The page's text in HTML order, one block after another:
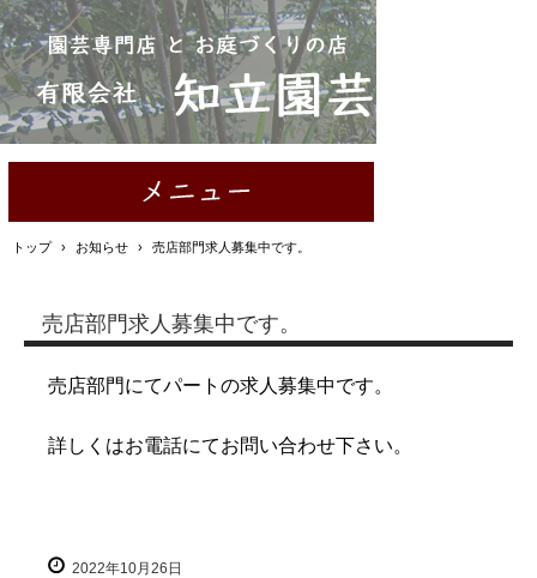
トップ › お知らせ › 売店部門求人募集中です。
売店部門求人募集中です。
売店部門にてパートの求人募集中です。
詳しくはお電話にてお問い合わせ下さい。
2022年10月26日